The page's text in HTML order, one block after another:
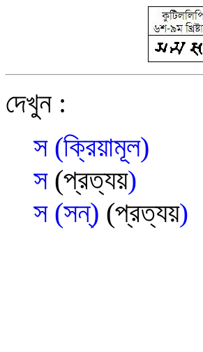
দেখুন :
স (ক্রিয়ামূল)
স(প্রত্যয়)
স (সন্) (প্রত্যয়)